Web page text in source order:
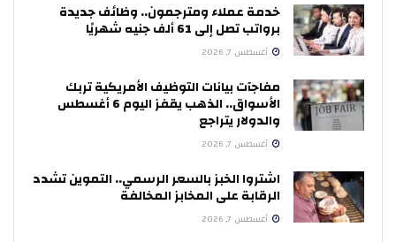
خدمة عملاء ومترجمون.. وظائف جديدة
برواتب تصل إلى 61 ألف جنيه شهريًا
أغسطس 7, 2026
مفاجآت بيانات التوظيف الأمريكية تربك
الأسواق.. الذهب يقفز اليوم 6 أغسطس
والدولار يتراجع
أغسطس 7, 2026
اشتروا الخبز بالسعر الرسمي.. التموين تشدد
الرقابة على المخابز المخالفة
أغسطس 7, 2026